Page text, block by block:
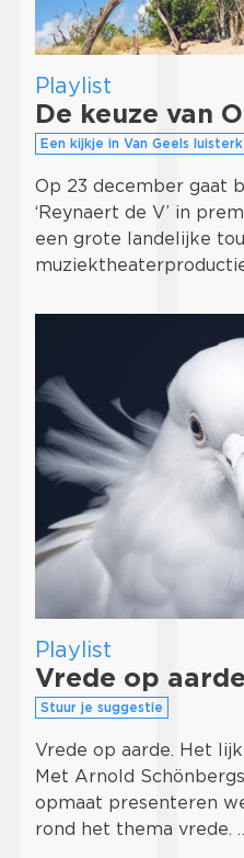
Playlist
De keuze van
Een kijkje in Van Geels
Op 23 december gaat
‘Reynaert de V’ in
een grote landelijke
Playlist
Vrede op aarde
Stuur je suggestie
Vrede op aarde. Het
Met Arnold Schönbergs
opmaat presenteren
rond het thema vrede.